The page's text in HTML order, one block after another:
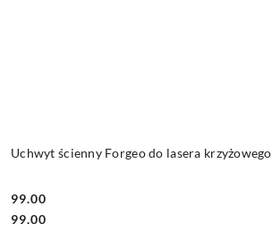
Uchwyt ścienny Forgeo do lasera krzyżowego
Cena:
99.00
Cena:
99.00